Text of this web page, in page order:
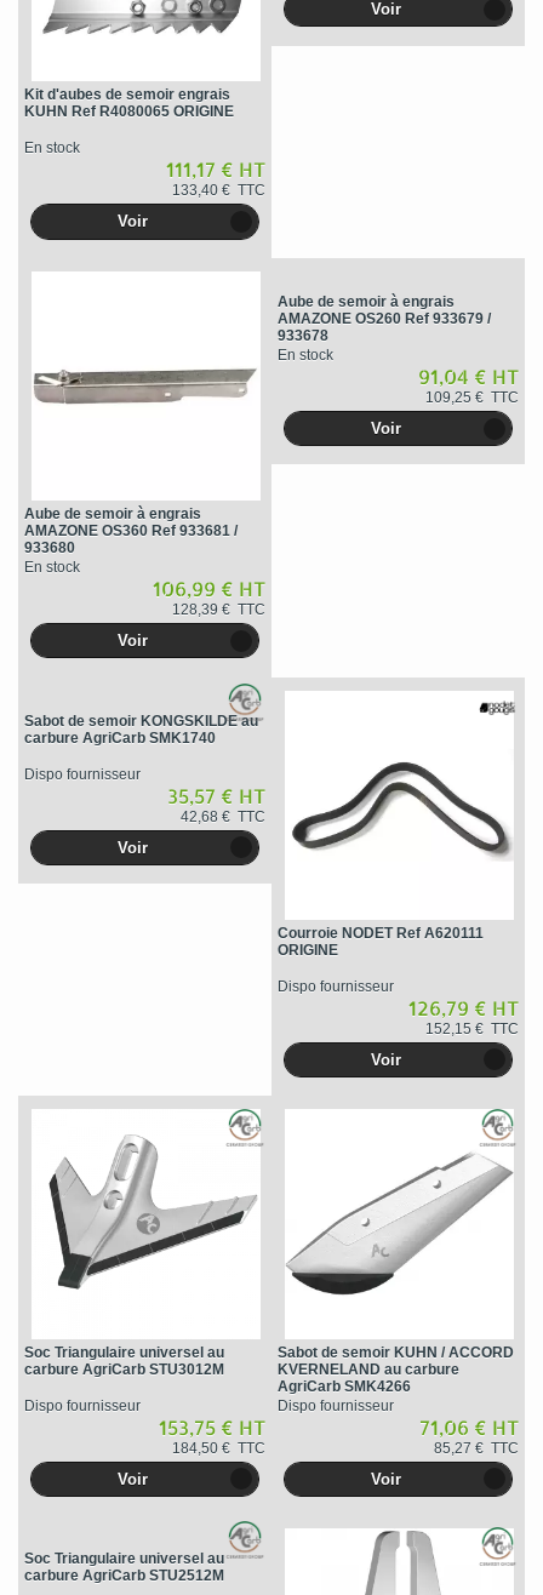
Kit d'aubes de semoir engrais
KUHN Ref R4080065 ORIGINE
En stock
111,17 € HT
133,40 € TTC
Voir
Voir
Aube de semoir à engrais
AMAZONE OS360 Ref 933681 /
933680
En stock
106,99 € HT
128,39 € TTC
Voir
Aube de semoir à engrais
AMAZONE OS260 Ref 933679 /
933678
En stock
91,04 € HT
109,25 € TTC
Voir
Sabot de semoir KONGSKILDE au
carbure AgriCarb SMK1740
Dispo fournisseur
35,57 € HT
42,68 € TTC
Voir
Courroie NODET Ref A620111
ORIGINE
Dispo fournisseur
126,79 € HT
152,15 € TTC
Voir
Soc Triangulaire universel au
carbure AgriCarb STU3012M
Dispo fournisseur
153,75 € HT
184,50 € TTC
Voir
Sabot de semoir KUHN / ACCORD
KVERNELAND au carbure
AgriCarb SMK4266
Dispo fournisseur
71,06 € HT
85,27 € TTC
Voir
Soc Triangulaire universel au
carbure AgriCarb STU2512M